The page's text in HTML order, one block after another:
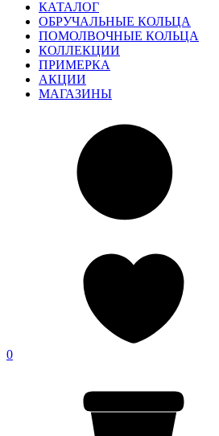
КАТАЛОГ
ОБРУЧАЛЬНЫЕ КОЛЬЦА
ПОМОЛВОЧНЫЕ КОЛЬЦА
КОЛЛЕКЦИИ
ПРИМЕРКА
АКЦИИ
МАГАЗИНЫ
0